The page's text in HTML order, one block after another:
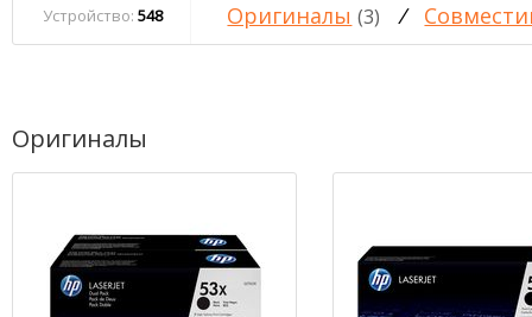
Устройство: 548 Оригиналы (3) /
Оригиналы